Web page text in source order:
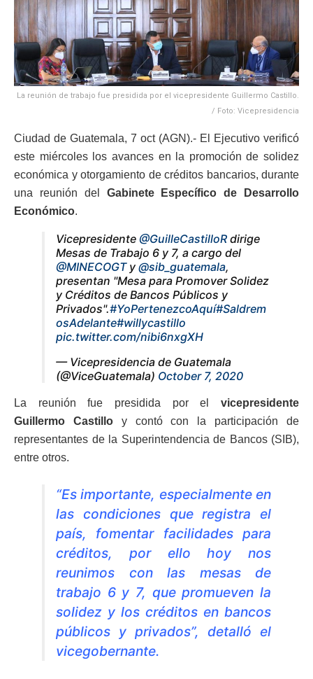
La reunión de trabajo fue presidida por el vicepresidente Guillermo Castillo.
/ Foto: Vicepresidencia
Ciudad de Guatemala, 7 oct (AGN).- El Ejecutivo verificó
este miércoles los avances en la promoción de solidez
económica y otorgamiento de créditos bancarios, durante
una reunión del Gabinete Específico de Desarrollo
Económico.
Vicepresidente @GuilleCastilloR dirige
Mesas de Trabajo 6 y 7, a cargo del
@MINECOGTy @sib_guatemala,
presentan "Mesa para Promover Solidez
y Créditos de Bancos Públicos y
Privados".#YoPertenezcoAquí#Saldrem
osAdelante#willycastillo
pic.twitter.com/nibi6nxgXH
— Vicepresidencia de Guatemala
(@ViceGuatemala) October 7, 2020
La reunión fue presidida por el vicepresidente
Guillermo Castilloy contó con la participación de
representantes de la Superintendencia de Bancos (SIB),
entre otros.
“Es importante, especialmente en
las condiciones que registra el
país, fomentar facilidades para
créditos, por ello hoy nos
reunimos con las mesas de
trabajo 6 y 7, que promueven la
solidez y los créditos en bancos
públicos y privados”, detalló el
vicegobernante.